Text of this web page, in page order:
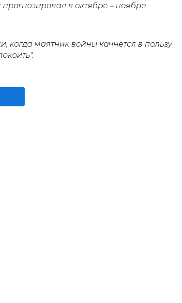
в октябре – ноябре
когда маятник войны качнется в пользу